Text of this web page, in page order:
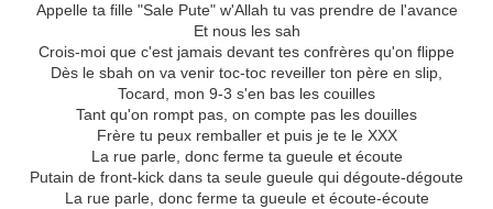
Appelle ta fille "Sale Pute" w'Allah tu vas prendre de l'avance
Et nous les sah
Crois-moi que c'est jamais devant tes confrères qu'on flippe
Dès le sbah on va venir toc-toc reveiller ton père en slip,
Tocard, mon 9-3 s'en bas les couilles
Tant qu'on rompt pas, on compte pas les douilles
Frère tu peux remballer et puis je te le XXX
La rue parle, donc ferme ta gueule et écoute
Putain de front-kick dans ta seule gueule qui dégoute-dégoute
La rue parle, donc ferme ta gueule et écoute-écoute